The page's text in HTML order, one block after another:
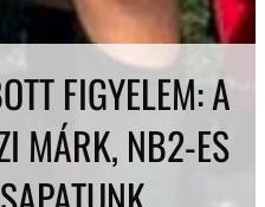
FIGYELEM: A
MÁRK, NB2-ES